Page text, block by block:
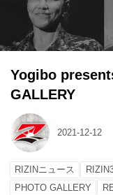
Yogibo
GALLERY
2021-12-12
RIZINニュース
PHOTO GALLERY